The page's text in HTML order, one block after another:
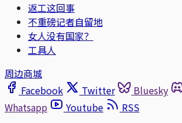
返工这回事
不重磅记者自留地
女人没有国家？
工具人
周边商城
Facebook
Twitter Bluesky
Whatsapp
Youtube
RSS